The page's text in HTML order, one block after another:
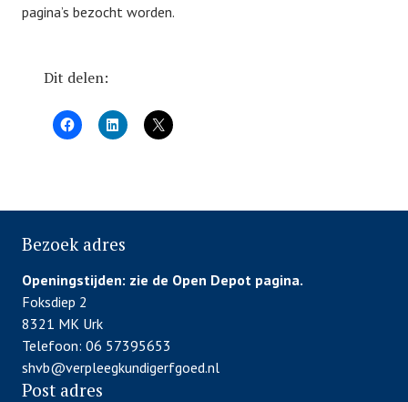
pagina’s bezocht worden.
Dit delen:
Bezoek adres
Openingstijden: zie de Open Depot pagina.
Foksdiep 2
8321 MK Urk
Telefoon: 06 57395653
shvb@verpleegkundigerfgoed.nl
Post adres